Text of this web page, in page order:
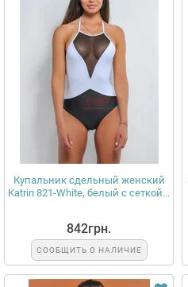
Купальник сдельный женский
Katrin 821-White, белый с сеткой...
842грн.
СООБЩИТЬ О НАЛИЧИЕ